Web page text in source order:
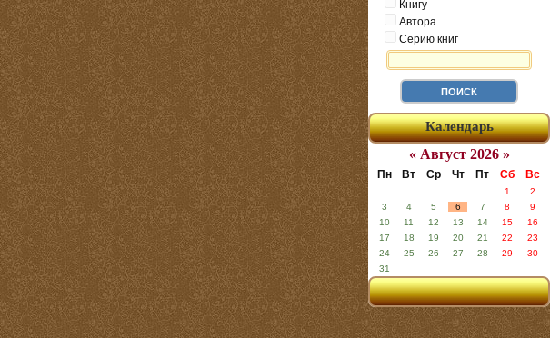
Книгу
Автора
Серию книг
Календарь
« Август 2026 »
Пн Вт Ср Чт Пт Сб Вс
1
2
3
4 5 6 7 8
9
10
11 12 13 14 15
16
17
18 19 20 21 22
23
24
25 26 27 28 29
30
31